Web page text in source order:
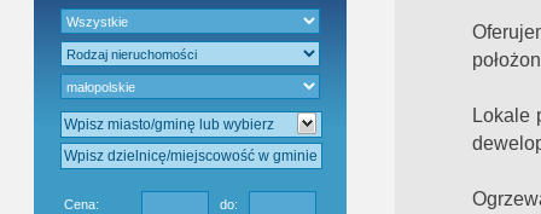
Cena: do:
Lokale